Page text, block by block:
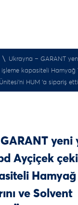
\
Ukrayna – GARANT
kapasiteli Hamyağ
HUM ’a sipariş
yeni
Ayçiçek
Hamyağ
ve Solvent